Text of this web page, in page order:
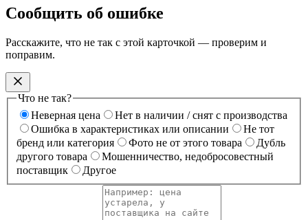
Сообщить об ошибке
Расскажите, что не так с этой карточкой — проверим и
поправим.
Что не так?
Неверная цена
Нет в наличии / снят с производства
Ошибка в характеристиках или описании
Не тот
бренд или категория
Фото не от этого товара
Дубль
другого товара
Мошенничество, недобросовестный
поставщик
Другое